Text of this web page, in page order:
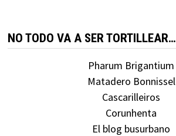
NO TODO VA A SER TORTILLEAR…
Pharum Brigantium
Matadero Bonnissel
Cascarilleiros
Corunhenta
El blog busurbano